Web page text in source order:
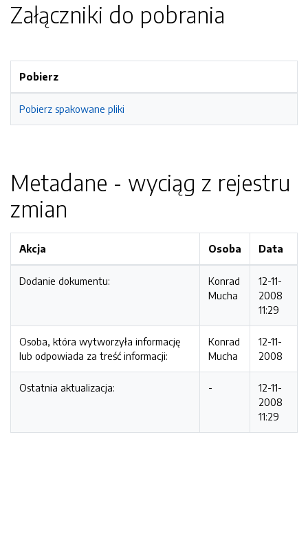
Załączniki do pobrania
Pobierz
Pobierz spakowane pliki
Metadane - wyciąg z rejestru
zmian
Akcja Osoba Data
Dodanie dokumentu:
Konrad
Mucha
12-11-
2008
11:29
Osoba, która wytworzyła informację
lub odpowiada za treść informacji:
Konrad
Mucha
12-11-
2008
Ostatnia aktualizacja: -
12-11-
2008
11:29